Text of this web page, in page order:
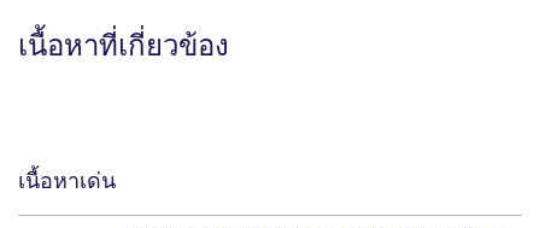
เนื้อหาที่เกี่ยวข้อง
เนื้อหาเด่น